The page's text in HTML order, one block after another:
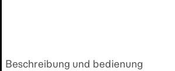
Beschreibung und bedienung